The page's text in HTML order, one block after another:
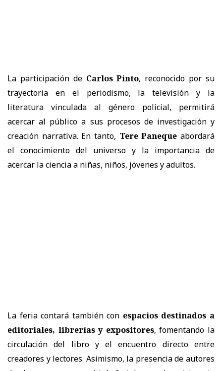
La participación de Carlos Pinto, reconocido por su
trayectoria en el periodismo, la televisión y la
literatura vinculada al género policial, permitirá
acercar al público a sus procesos de investigación y
creación narrativa. En tanto, Tere Paneque abordará
el conocimiento del universo y la importancia de
acercar la ciencia a niñas, niños, jóvenes y adultos.
La feria contará también con espacios destinados a
editoriales, librerías y expositores, fomentando la
circulación del libro y el encuentro directo entre
creadores y lectores. Asimismo, la presencia de autores